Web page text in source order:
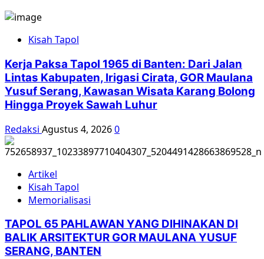
Kisah Tapol
Kerja Paksa Tapol 1965 di Banten: Dari Jalan
Lintas Kabupaten, Irigasi Cirata, GOR Maulana
Yusuf Serang, Kawasan Wisata Karang Bolong
Hingga Proyek Sawah Luhur
Redaksi Agustus 4, 20260
Artikel
Kisah Tapol
Memorialisasi
TAPOL 65 PAHLAWAN YANG DIHINAKAN DI
BALIK ARSITEKTUR GOR MAULANA YUSUF
SERANG, BANTEN